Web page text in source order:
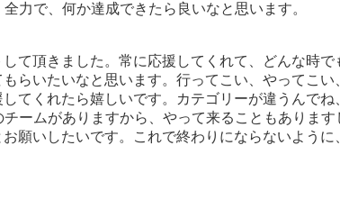
力で、何か達成できたら良いなと思います。
て頂きました。常に応援してくれて、どんな時
らいたいなと思います。行ってこい、やってこ
てくれたら嬉しいです。カテゴリーが違うんで
ームがありますから、やって来ることもありま
願いしたいです。これで終わりにならないよう